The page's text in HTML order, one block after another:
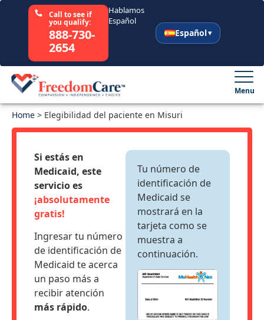
Call to see if
you qualify:
888-730-
2654
Hablamos
Español
Español
Selecciona tu Estado
Nosotros
Recursos
Carreras
Soporte
Sitemap
Menu
Home > Elegibilidad del paciente en Misuri
Si estás en
Medicaid, este
servicio es
¡absolutamente
gratis!
Ingresar tu número
de identificación de
Medicaid te acerca
un paso más a
recibir atención
más rápido.
Tu número de
identificación de
Medicaid se
mostrará en la
tarjeta como se
muestra a
continuación.